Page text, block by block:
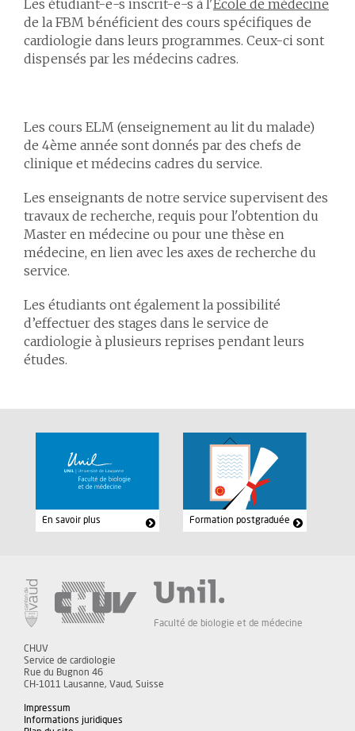
Les étudiant-e-s inscrit-e-s à l'Ecole de médecine
de la FBM bénéficient des cours spécifiques de
cardiologie dans leurs programmes. Ceux-ci sont
dispensés par les médecins cadres.
Les cours ELM (enseignement au lit du malade)
de 4ème année sont donnés par des chefs de
clinique et médecins cadres du service.
Les enseignants de notre service supervisent des
travaux de recherche, requis pour l'obtention du
Master en médecine ou pour une thèse en
médecine, en lien avec les axes de recherche du
service.
Les étudiants ont également la possibilité
d’effectuer des stages dans le service de
cardiologie à plusieurs reprises pendant leurs
études.
En savoir plus Formation postgraduée
Faculté de biologie et de médecine
CHUV
Service de cardiologie
Rue du Bugnon 46
CH-1011 Lausanne, Vaud, Suisse
Impressum
Informations juridiques